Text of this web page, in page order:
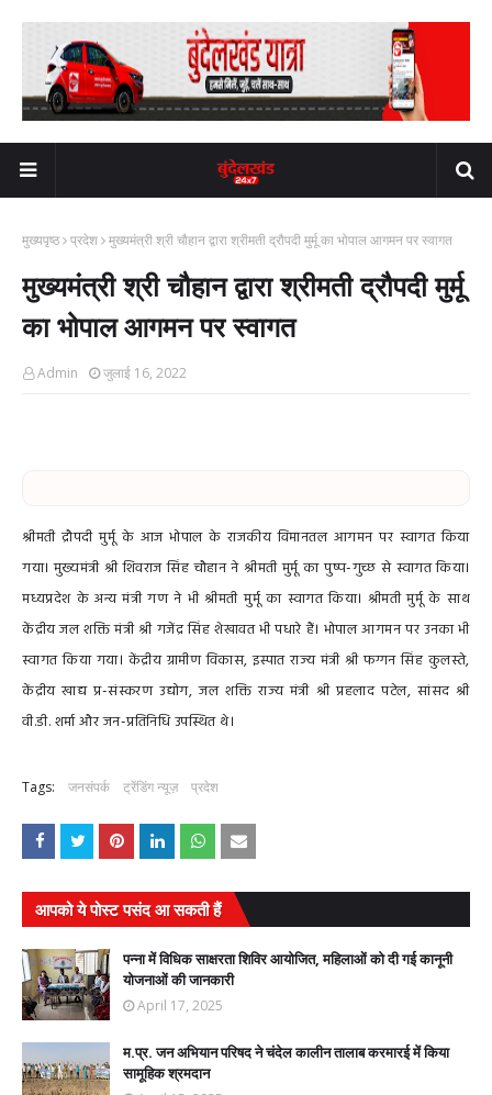
मुख्यपृष्ठ प्रदेश मुख्यमंत्री श्री चौहान द्वारा श्रीमती द्रौपदी मुर्मू का भोपाल आगमन पर स्वागत
मुख्यमंत्री श्री चौहान द्वारा श्रीमती द्रौपदी मुर्मू
का भोपाल आगमन पर स्वागत
Admin जुलाई 16, 2022
श्रीमती द्रौपदी मुर्मू के आज भोपाल के राजकीय विमानतल आगमन पर स्वागत किया
गया। मुख्यमंत्री श्री शिवराज सिंह चौहान ने श्रीमती मुर्मू का पुष्प-गुच्छ से स्वागत किया।
मध्यप्रदेश के अन्य मंत्री गण ने भी श्रीमती मुर्मू का स्वागत किया। श्रीमती मुर्मू के साथ
केंद्रीय जल शक्ति मंत्री श्री गजेंद्र सिंह शेखावत भी पधारे हैं। भोपाल आगमन पर उनका भी
स्वागत किया गया। केंद्रीय ग्रामीण विकास, इस्पात राज्य मंत्री श्री फग्गन सिंह कुलस्ते,
केंद्रीय खाद्य प्र-संस्करण उद्योग, जल शक्ति राज्य मंत्री श्री प्रहलाद पटेल, सांसद श्री
वी.डी. शर्मा और जन-प्रतिनिधि उपस्थित थे।
Tags: जनसंपर्क ट्रेंडिंग न्यूज़ प्रदेश
आपको ये पोस्ट पसंद आ सकती हैं
पन्ना में विधिक साक्षरता शिविर आयोजित, महिलाओं को दी गई कानूनी
योजनाओं की जानकारी
April 17, 2025
म.प्र. जन अभियान परिषद ने चंदेल कालीन तालाब करमारई में किया
सामूहिक श्रमदान